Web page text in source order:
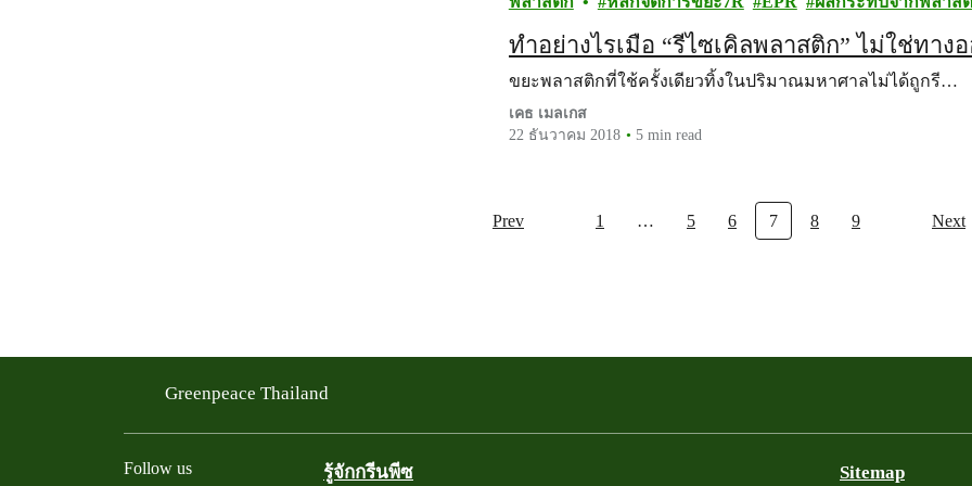
ทำอย่างไรเมื่อ “รีไซเคิลพลาสติก” ไม่ใช่ทางอ
ขยะพลาสติกที่ใช้ครั้งเดียวทิ้งในปริมาณมหาศาลไม่ได้ถูกรี…
เคธ เมลเกส
22 ธันวาคม 2018
5 min read
Prev 1 … 5 6 7 8 9 Next
Greenpeace Thailand
Follow us รู้จักกรีนพีซ Sitemap